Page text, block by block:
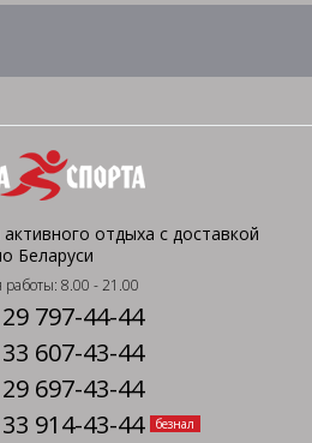
отдыха с доставкой
Беларуси
работы: 8.00 - 21.00
797-44-44
607-43-44
697-43-44
914-43-44
безнал